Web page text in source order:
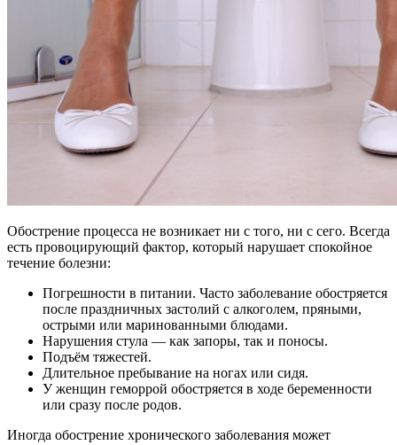
Обострение процесса не возникает ни с того, ни с сего. Всегда
есть провоцирующий фактор, который нарушает спокойное
течение болезни:
Погрешности в питании. Часто заболевание обостряется
после праздничных застолий с алкоголем, пряными,
острыми или маринованными блюдами.
Нарушения стула — как запоры, так и поносы.
Подъём тяжестей.
Длительное пребывание на ногах или сидя.
У женщин геморрой обостряется в ходе беременности
или сразу после родов.
Иногда обострение хронического заболевания может